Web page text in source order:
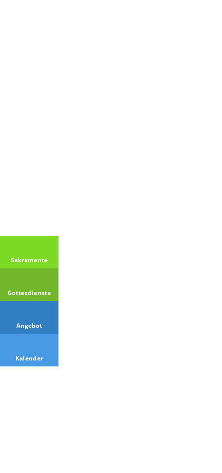
Sakramente
Gottesdienste
Angebot
Kalender